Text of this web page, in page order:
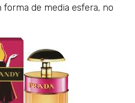
de media esfera, no